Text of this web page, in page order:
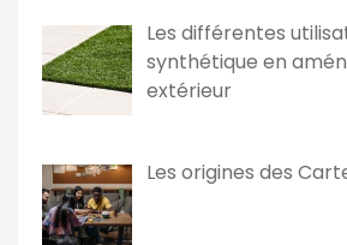
Les différentes
synthétique en
extérieur
Les origines des